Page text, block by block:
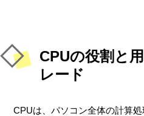
CPUの役割と
レード
CPUは、パソコン全体の計算